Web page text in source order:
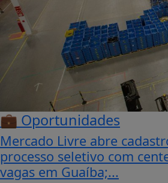
💼 Oportunidades
Mercado Livre abre
processo seletivo com
vagas em Guaíba;...